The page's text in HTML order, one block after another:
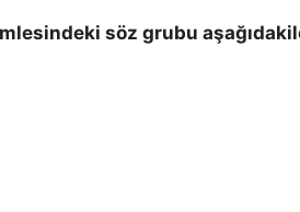
söz grubu